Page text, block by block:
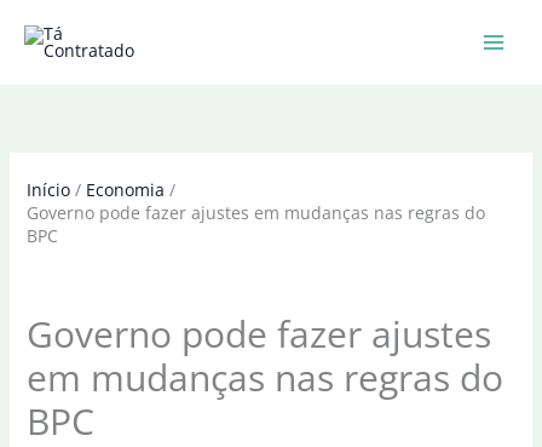
para
Início
Economia
Governo pode fazer ajustes em mudanças nas regras do
BPC
Governo pode fazer ajustes
em mudanças nas regras do
BPC